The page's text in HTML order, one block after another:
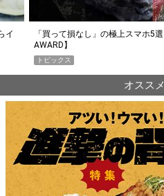
イ
「買って損なし」の極上スマホ5
AWARD】
トピックス
オスス